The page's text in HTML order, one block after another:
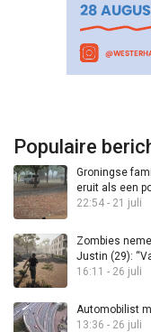
Populaire
Groningse
eruit als een
22:54 - 21 juli
Zombies
Justin (29):
16:11 - 26 juli
Automobilist
13:36 - 26 juli